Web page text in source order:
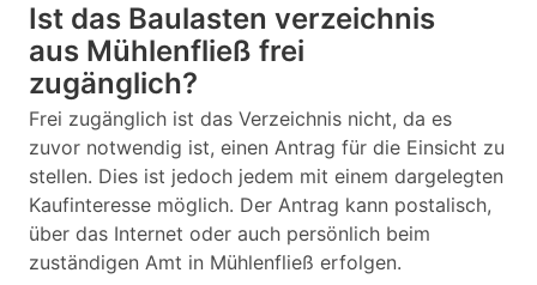
Ist das Baulasten verzeichnis
aus Mühlenfließ frei
zugänglich?
Frei zugänglich ist das Verzeichnis nicht, da es
zuvor notwendig ist, einen Antrag für die Einsicht zu
stellen. Dies ist jedoch jedem mit einem dargelegten
Kaufinteresse möglich. Der Antrag kann postalisch,
über das Internet oder auch persönlich beim
zuständigen Amt in Mühlenfließ erfolgen.